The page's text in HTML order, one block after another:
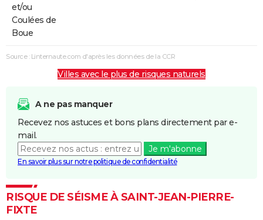
et/ou
Coulées de
Boue
Source : Linternaute.com d'après les données de la CCR
Villes avec le plus de risques naturels
A ne pas manquer
Recevez nos astuces et bons plans directement par e-
mail.
Je m'abonne
En savoir plus sur notre politique de confidentialité
RISQUE DE SÉISME À SAINT-JEAN-PIERRE-
FIXTE